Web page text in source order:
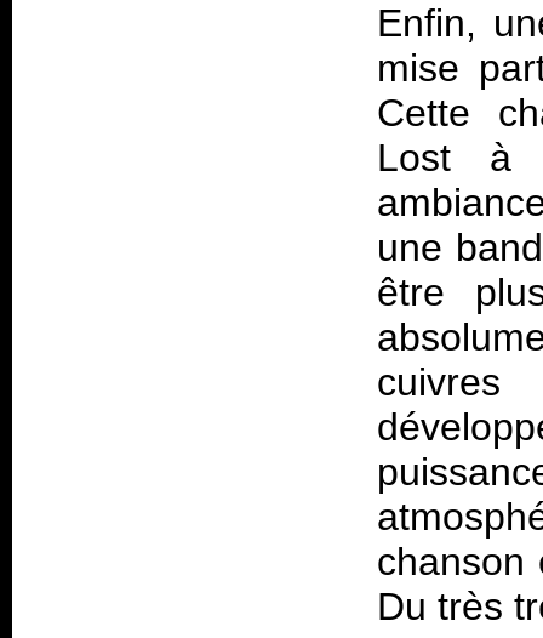
Enfin,
mise
Cette
Lost à
une
être
chanson
Du très